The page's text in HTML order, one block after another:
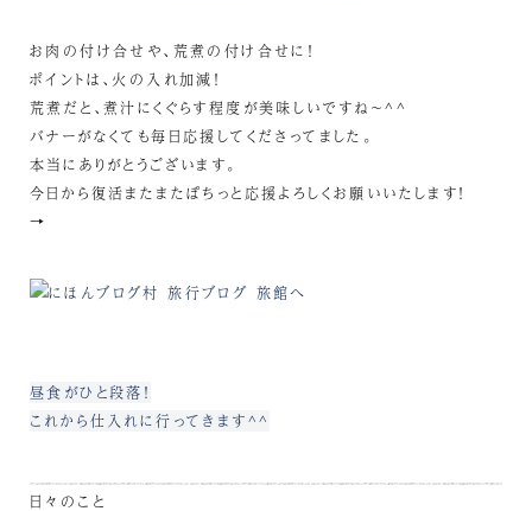
お肉の付け合せや、荒煮の付け合せに！
ポイントは、火の入れ加減！
荒煮だと、煮汁にくぐらす程度が美味しいですね～^^
バナーがなくても毎日応援してくださってました。
本当にありがとうございます。
今日から復活またまたぽちっと応援よろしくお願いいたします！
→
昼食がひと段落！
これから仕入れに行ってきます^^
日々のこと